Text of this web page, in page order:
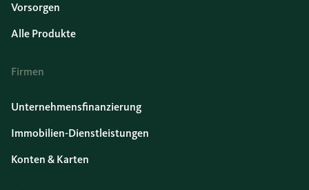
Vorsorgen
Alle Produkte
Firmen
Unternehmensfinanzierung
Immobilien-Dienstleistungen
Konten & Karten